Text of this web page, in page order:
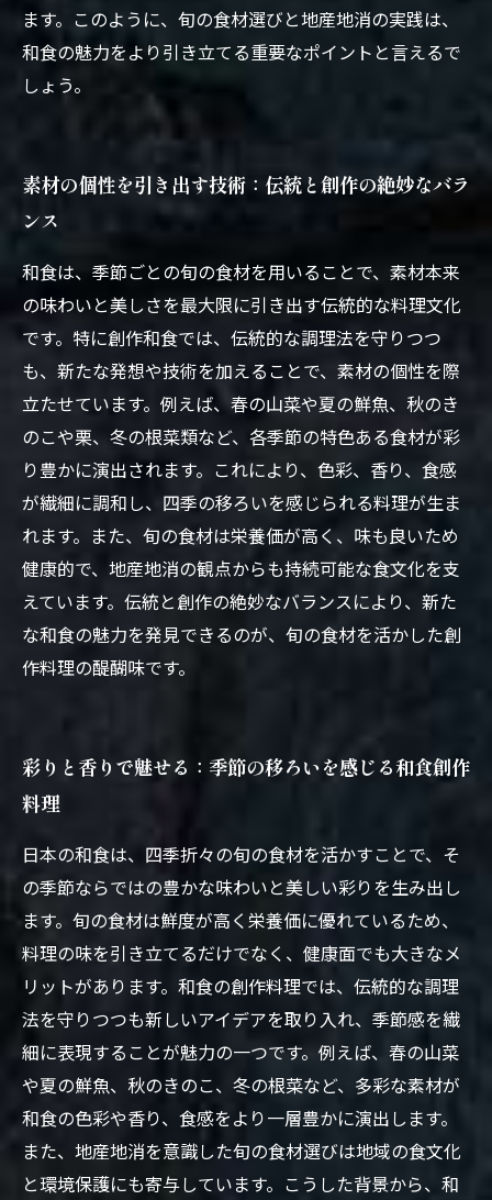
ます。このように、旬の食材選びと地産地消の実践は、
和食の魅力をより引き立てる重要なポイントと言えるで
しょう。
素材の個性を引き出す技術：伝統と創作の絶妙なバラ
ンス
和食は、季節ごとの旬の食材を用いることで、素材本来
の味わいと美しさを最大限に引き出す伝統的な料理文化
です。特に創作和食では、伝統的な調理法を守りつつ
も、新たな発想や技術を加えることで、素材の個性を際
立たせています。例えば、春の山菜や夏の鮮魚、秋のき
のこや栗、冬の根菜類など、各季節の特色ある食材が彩
り豊かに演出されます。これにより、色彩、香り、食感
が繊細に調和し、四季の移ろいを感じられる料理が生ま
れます。また、旬の食材は栄養価が高く、味も良いため
健康的で、地産地消の観点からも持続可能な食文化を支
えています。伝統と創作の絶妙なバランスにより、新た
な和食の魅力を発見できるのが、旬の食材を活かした創
作料理の醍醐味です。
彩りと香りで魅せる：季節の移ろいを感じる和食創作
料理
日本の和食は、四季折々の旬の食材を活かすことで、そ
の季節ならではの豊かな味わいと美しい彩りを生み出し
ます。旬の食材は鮮度が高く栄養価に優れているため、
料理の味を引き立てるだけでなく、健康面でも大きなメ
リットがあります。和食の創作料理では、伝統的な調理
法を守りつつも新しいアイデアを取り入れ、季節感を繊
細に表現することが魅力の一つです。例えば、春の山菜
や夏の鮮魚、秋のきのこ、冬の根菜など、多彩な素材が
和食の色彩や香り、食感をより一層豊かに演出します。
また、地産地消を意識した旬の食材選びは地域の食文化
と環境保護にも寄与しています。こうした背景から、和